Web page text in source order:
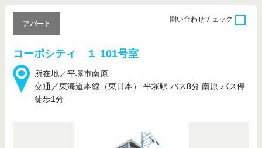
コーポシティ １ 101号室
所在地／平塚市南原
交通／東海道本線（東日本） 平塚駅 バス8分 南原 バス停
徒歩1分
アパート
問い合わせチェック